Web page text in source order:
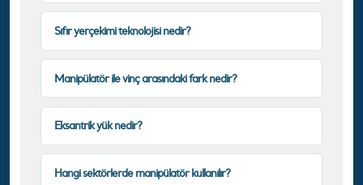
Sıfır yerçekimi teknolojisi nedir?
Manipülatör ile vinç arasındaki fark nedir?
Eksantrik yük nedir?
Hangi sektörlerde manipülatör kullanılır?